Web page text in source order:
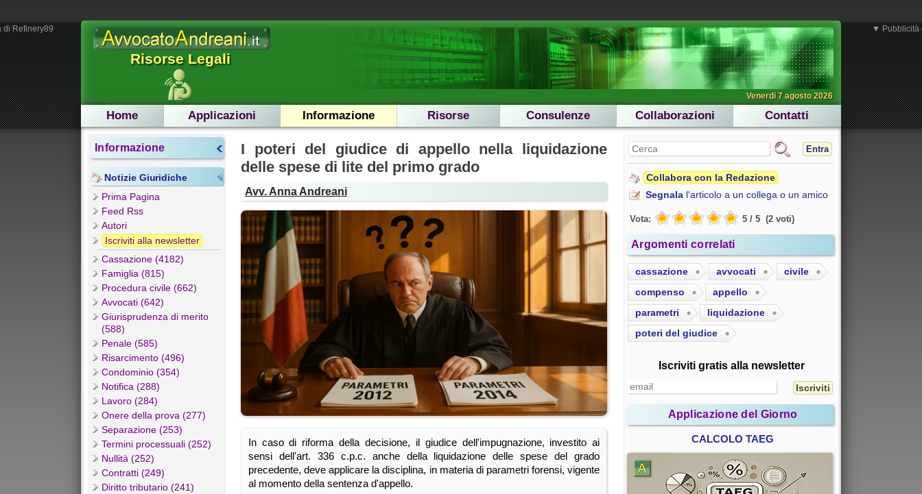
Risorse Legali
Venerdi 7 agosto 2026
Home Applicazioni Informazione Risorse Consulenze Collaborazioni Contatti
Informazione
Notizie Giuridiche
Prima Pagina
Feed Rss
Autori
Iscriviti alla newsletter
Cassazione (4182)
Famiglia (815)
Procedura civile (662)
Avvocati (642)
Giurisprudenza di merito
(588)
Penale (585)
Risarcimento (496)
Condominio (354)
Notifica (288)
Lavoro (284)
Onere della prova (277)
Separazione (253)
Termini processuali (252)
Nullità (252)
Contratti (249)
Diritto tributario (241)
I poteri del giudice di appello nella liquidazione
delle spese di lite del primo grado
Avv. Anna Andreani
In caso di riforma della decisione, il giudice dell'impugnazione, investito ai
sensi dell'art. 336 c.p.c. anche della liquidazione delle spese del grado
precedente, deve applicare la disciplina, in materia di parametri forensi, vigente
al momento della sentenza d'appello.
Entra
Collabora con la Redazione
Segnala l'articolo a un collega o un amico
Vota: 5 / 5 (2 voti)
Argomenti correlati
cassazione avvocati
civile
compenso
appello
parametri
liquidazione
poteri del giudice
Iscriviti gratis alla newsletter
Applicazione del Giorno
CALCOLO TAEG
Refinery89 ▼ Pubblicità